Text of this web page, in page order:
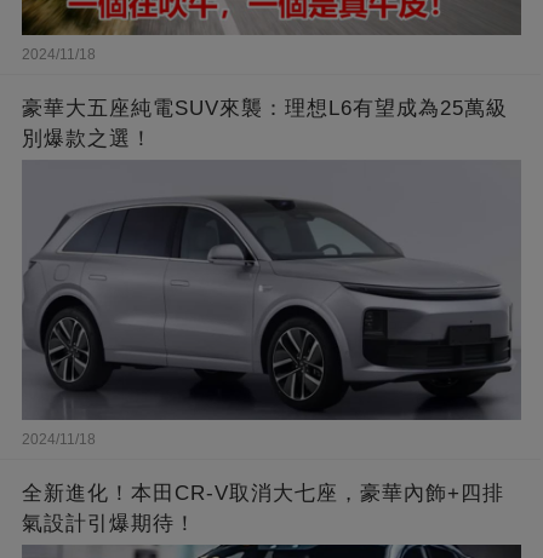
2024/11/18
豪華大五座純電SUV來襲：理想L6有望成為25萬級
別爆款之選！
2024/11/18
全新進化！本田CR-V取消大七座，豪華內飾+四排
氣設計引爆期待！